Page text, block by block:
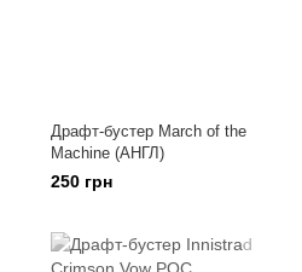
Драфт-бустер March of the
Machine (АНГЛ)
250 грн